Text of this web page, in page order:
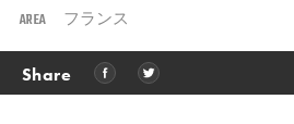
AREA フランス
Share